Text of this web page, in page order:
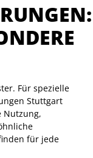
Für spezielle
Stuttgart
Nutzung,
für jede